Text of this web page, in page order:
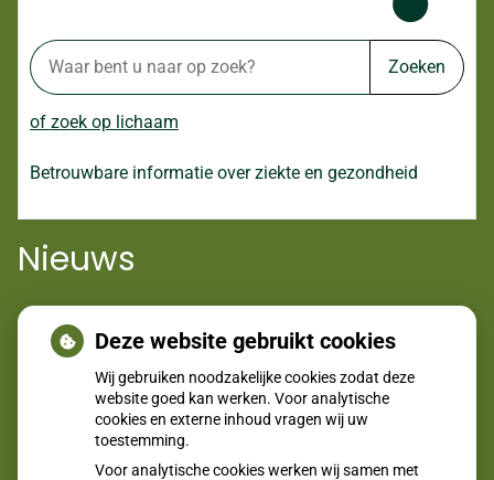
Zoeken
of zoek op lichaam
Betrouwbare informatie over ziekte en gezondheid
Nieuws
Jong en alert: hoe je borstkanker herkent als je verder kijkt
dan een knobbeltje
Sinds huisartsen afslankmedicijnen mogen voorschrijven,
neemt gebruik toe
Eigen risico gaat onder toekomstig kabinet omhoog
Deze website gebruikt cookies
Wij gebruiken noodzakelijke cookies zodat deze
website goed kan werken. Voor analytische
cookies en externe inhoud vragen wij uw
toestemming.
Voor analytische cookies werken wij samen met